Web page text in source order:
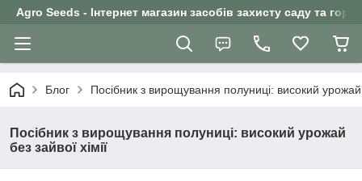
Agro Seeds - Інтернет магазин засобів захисту саду та
Блог Посібник з вирощування полуниці: високий урожай
Посібник з вирощування полуниці: високий урожай
без зайвої хімії